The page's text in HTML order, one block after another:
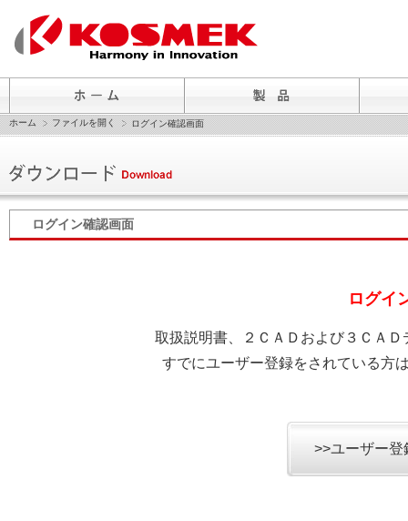
ホーム ファイルを開く ログイン確認画面
ログイン確認画面
ログイ
取扱説明書、２ＣＡＤおよび３ＣＡ
すでにユーザー登録をされている方
>>ユーザー